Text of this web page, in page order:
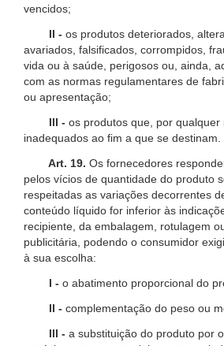
vencidos;
II - os produtos deteriorados,
avariados, falsificados, corrompidos,
vida ou à saúde, perigosos ou, ainda,
com as normas regulamentares de
ou apresentação;
III - os produtos que, por qualquer
inadequados ao fim a que se destinam.
Art. 19. Os fornecedores
pelos vícios de quantidade do produto
respeitadas as variações decorrentes
conteúdo líquido for inferior às
recipiente, da embalagem, rotulagem
publicitária, podendo o consumidor
à sua escolha:
I - o abatimento proporcional do
II - complementação do peso ou
III - a substituição do produto por